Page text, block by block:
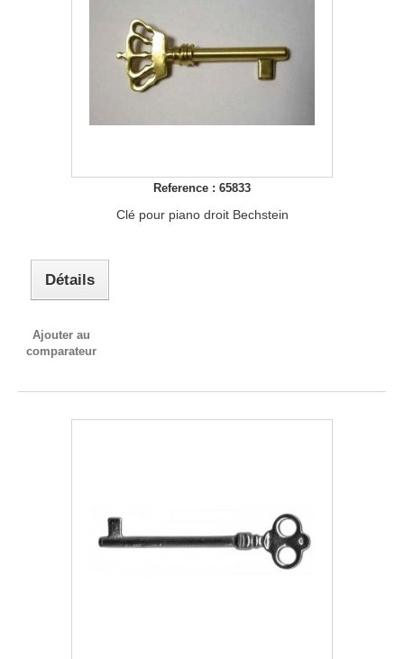
Reference : 65833
Clé pour piano droit Bechstein
Détails
Ajouter au
comparateur